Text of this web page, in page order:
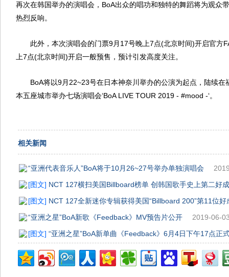
再次在韩国举办的演唱会，BoA出众的唱功和独特的舞蹈将为观众
热烈反响。
此外，本次演唱会的门票9月17号晚上7点(北京时间)开启官方
上7点(北京时间)开启一般预售，预计引发高度关注。
BoA将以9月22~23号在日本神奈川举办的公演为起点，陆续在
本五座城市举办七场演唱会‘BoA LIVE TOUR 2019 - #mood -‘。
相关新闻
“亚洲代表音乐人”BoA将于10月26~27号举办单独演唱会
[图文] NCT 127横扫美国Billboard榜单 创韩国歌手史上第二好
[图文] NCT 127全新迷你专辑获得美国“Billboard 200”第11位好
“亚洲之星”BoA新歌《Feedback》MV预告片公开
2019-06-
[图文] “亚洲之星”BoA新单曲《Feedback》6月4日下午17点正